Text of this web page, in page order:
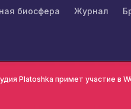
биосфера Журнал
Platoshka примет участие в